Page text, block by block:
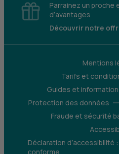
Parrainez un
d’avantages
Découvrir notre
Mentions
Tarifs et
Guides et
Protection des données
Fraude et sécurité
Déclaration d’accessibilité
conforme